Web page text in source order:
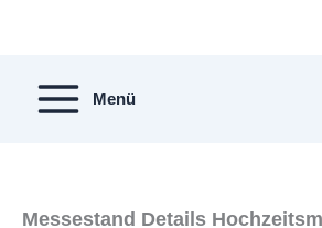
Menü
Messestand Details